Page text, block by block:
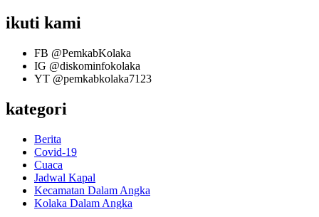
ikuti kami
FB @PemkabKolaka
IG @diskominfokolaka
YT @pemkabkolaka7123
kategori
Berita
Covid-19
Cuaca
Jadwal Kapal
Kecamatan Dalam Angka
Kolaka Dalam Angka